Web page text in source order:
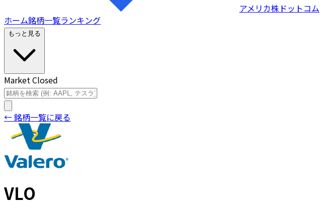
アメリカ株ドットコム
ホーム銘柄一覧ランキング
もっと見る
Market Closed
← 銘柄一覧に戻る
VLO